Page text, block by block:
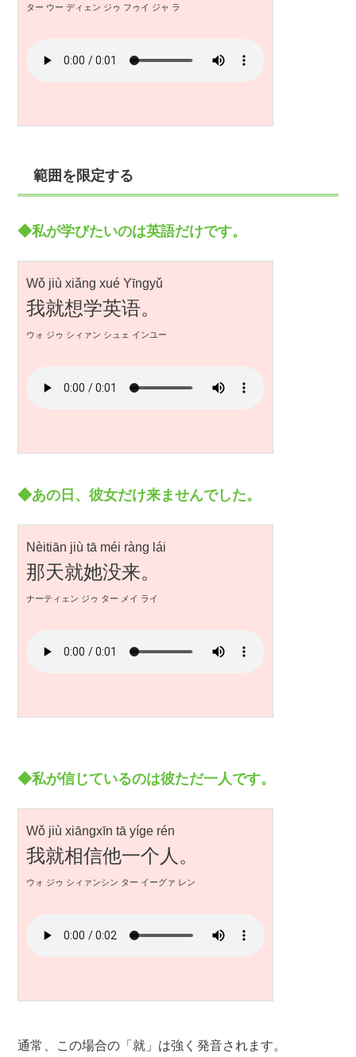
ター ウー ディェン ジゥ フゥイ ジャ ラ
範囲を限定する
◆私が学びたいのは英語だけです。
Wǒ jiù xiǎng xué Yīngyǔ
我就想学英语。
ウォ ジゥ シィァン シュェ インユー
◆あの日、彼女だけ来ませんでした。
Nèitiān jiù tā méi ràng lái
那天就她没来。
ナーティェン ジゥ ター メイ ライ
◆私が信じているのは彼ただ一人です。
Wǒ jiù xiāngxīn tā yíge rén
我就相信他一个人。
ウォ ジゥ シィァンシン ター イーグァ レン
通常、この場合の「就」は強く発音されます。